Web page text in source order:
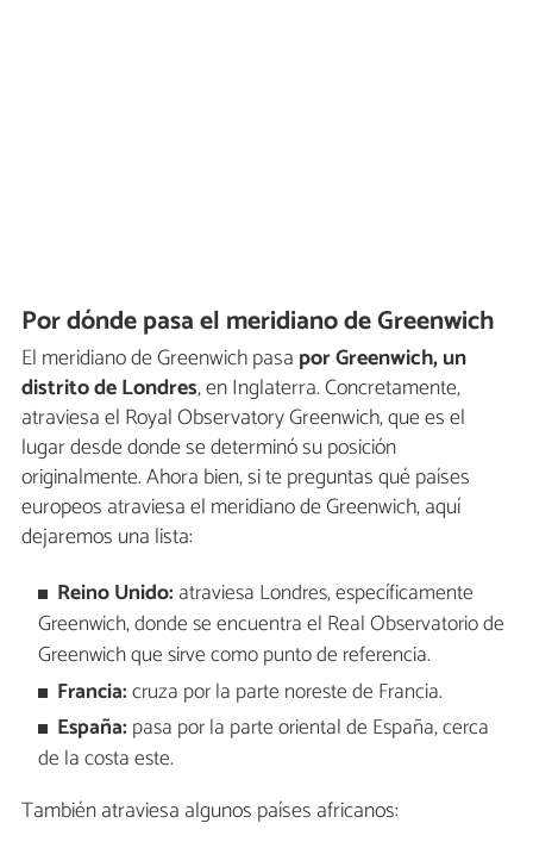
Por dónde pasa el meridiano de Greenwich
El meridiano de Greenwich pasa por Greenwich, un
distrito de Londres, en Inglaterra. Concretamente,
atraviesa el Royal Observatory Greenwich, que es el
lugar desde donde se determinó su posición
originalmente. Ahora bien, si te preguntas qué países
europeos atraviesa el meridiano de Greenwich, aquí
dejaremos una lista:
Reino Unido: atraviesa Londres, específicamente
Greenwich, donde se encuentra el Real Observatorio de
Greenwich que sirve como punto de referencia.
Francia:cruza por la parte noreste de Francia.
España: pasa por la parte oriental de España, cerca
de la costa este.
También atraviesa algunos países africanos: